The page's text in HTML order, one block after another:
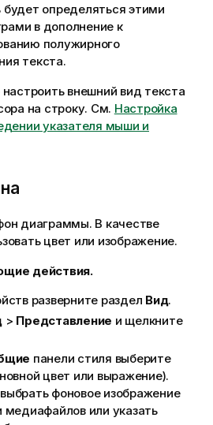
будет определяться этими
в дополнение к
полужирного
текста.
внешний вид текста
на строку. См. Настройка
указателя мыши и
диаграммы. В качестве
цвет или изображение.
действия.
разверните раздел Вид.
> Представление и щелкните
панели стиля выберите
цвет или выражение).
фоновое изображение
медиафайлов или указать